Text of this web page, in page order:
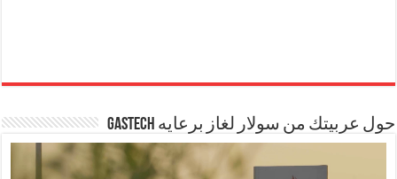
حول عربيتك من سولار لغاز برعايه GASTECH